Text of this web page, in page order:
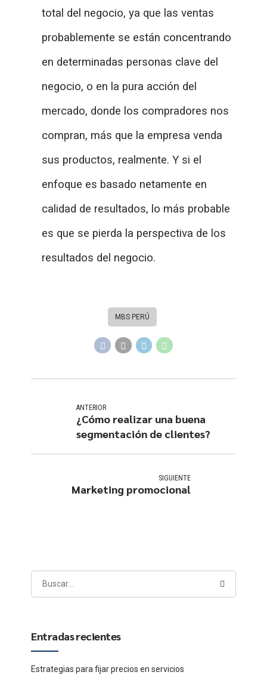
total del negocio, ya que las ventas
probablemente se están concentrando
en determinadas personas clave del
negocio, o en la pura acción del
mercado, donde los compradores nos
compran, más que la empresa venda
sus productos, realmente. Y si el
enfoque es basado netamente en
calidad de resultados, lo más probable
es que se pierda la perspectiva de los
resultados del negocio.
MBS PERÚ
ANTERIOR
¿Cómo realizar una buena
segmentación de clientes?
SIGUIENTE
Marketing promocional
Entradas recientes
Estrategias para fijar precios en servicios